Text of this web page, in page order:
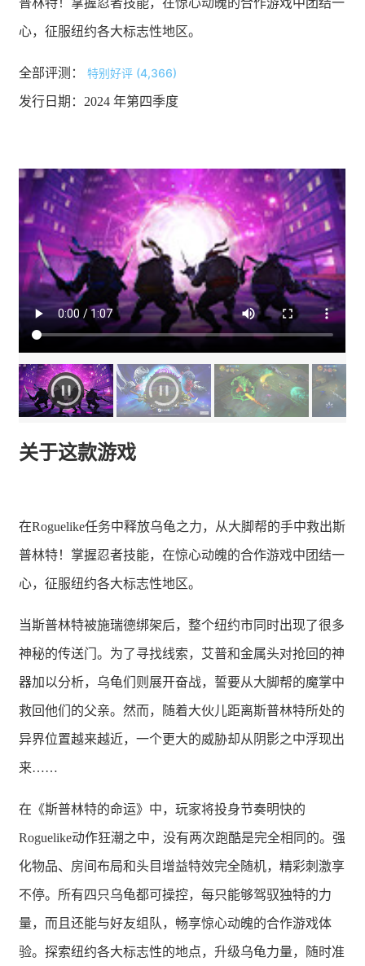
心，征服纽约各大标志性地区。
全部评测： 特别好评 (4,366)
发行日期：2024 年第四季度
关于这款游戏
在Roguelike任务中释放乌龟之力，从大脚帮的手中救出斯
普林特！掌握忍者技能，在惊心动魄的合作游戏中团结一
心，征服纽约各大标志性地区。
当斯普林特被施瑞德绑架后，整个纽约市同时出现了很多
神秘的传送门。为了寻找线索，艾普和金属头对抢回的神
器加以分析，乌龟们则展开奋战，誓要从大脚帮的魔掌中
救回他们的父亲。然而，随着大伙儿距离斯普林特所处的
异界位置越来越近，一个更大的威胁却从阴影之中浮现出
来……
在《斯普林特的命运》中，玩家将投身节奏明快的
Roguelike动作狂潮之中，没有两次跑酷是完全相同的。强
化物品、房间布局和头目增益特效完全随机，精彩刺激享
不停。所有四只乌龟都可操控，每只能够驾驭独特的力
量，而且还能与好友组队，畅享惊心动魄的合作游戏体
验。探索纽约各大标志性的地点，升级乌龟力量，随时准